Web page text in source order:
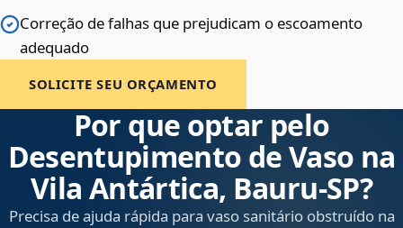
Correção de falhas que prejudicam o escoamento
adequado
SOLICITE SEU ORÇAMENTO
Por que optar pelo
Desentupimento de Vaso na
Vila Antártica, Bauru‑SP?
Precisa de ajuda rápida para vaso sanitário obstruído na